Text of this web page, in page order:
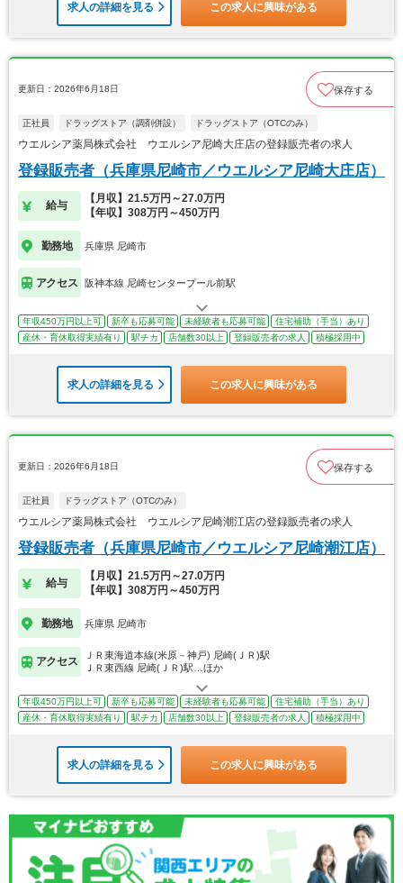
求人の詳細を見る この求人に興味がある
更新日：2026年6月18日 保存する
正社員 ドラッグストア（調剤併設） ドラッグストア（OTCのみ）
ウエルシア薬局株式会社 ウエルシア尼崎大庄店の登録販売者の求人
登録販売者（兵庫県尼崎市／ウエルシア尼崎大庄店）
給与
【月収】21.5万円～27.0万円
【年収】308万円～450万円
勤務地 兵庫県 尼崎市
アクセス 阪神本線 尼崎センタープール前駅
年収450万円以上可 新卒も応募可能 未経験者も応募可能
住宅補助（手当）あり
産休・育休取得実績有り
駅チカ 店舗数30以上 登録販売者の求人 積極採用中
求人の詳細を見る この求人に興味がある
更新日：2026年6月18日 保存する
正社員 ドラッグストア（OTCのみ）
ウエルシア薬局株式会社 ウエルシア尼崎潮江店の登録販売者の求人
登録販売者（兵庫県尼崎市／ウエルシア尼崎潮江店）
給与
【月収】21.5万円～27.0万円
【年収】308万円～450万円
勤務地 兵庫県 尼崎市
アクセス
ＪＲ東海道本線(米原－神戸) 尼崎(ＪＲ)駅
ＪＲ東西線 尼崎(ＪＲ)駅…ほか
年収450万円以上可 新卒も応募可能 未経験者も応募可能
住宅補助（手当）あり
産休・育休取得実績有り
駅チカ 店舗数30以上 登録販売者の求人 積極採用中
求人の詳細を見る この求人に興味がある